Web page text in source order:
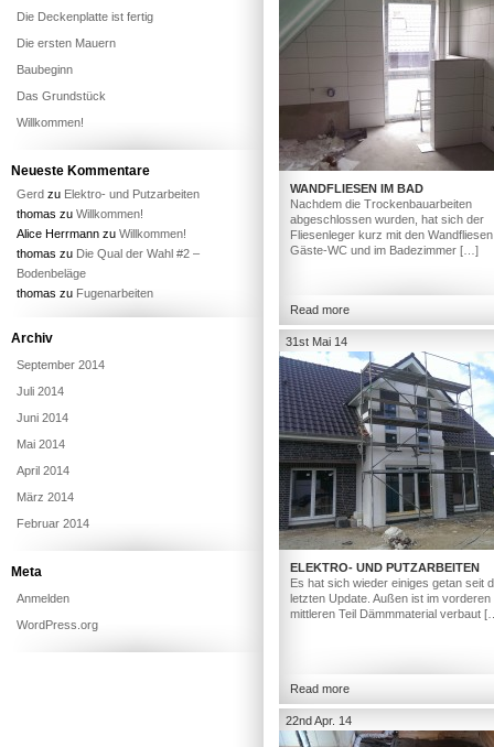
WANDFLIESEN IM BAD
Nachdem die Trockenbauarbeiten
abgeschlossen wurden, hat sich der
Fliesenleger kurz mit den
Gäste-WC und im Badezimmer […]
Read more
31st Mai 14
ELEKTRO- UND PUTZARBEITEN
Es hat sich wieder einiges getan seit
letzten Update. Außen ist im vorderen
mittleren Teil Dämmmaterial verbaut
Read more
22nd Apr. 14
Die Deckenplatte ist fertig
Die ersten Mauern
Baubeginn
Das Grundstück
Willkommen!
Neueste Kommentare
Gerd zu Elektro- und Putzarbeiten
thomas zu Willkommen!
Alice Herrmann zu Willkommen!
thomas zu Die Qual der Wahl #2 –
Bodenbeläge
thomas zu Fugenarbeiten
Archiv
September 2014
Juli 2014
Juni 2014
Mai 2014
April 2014
März 2014
Februar 2014
Meta
Anmelden
WordPress.org